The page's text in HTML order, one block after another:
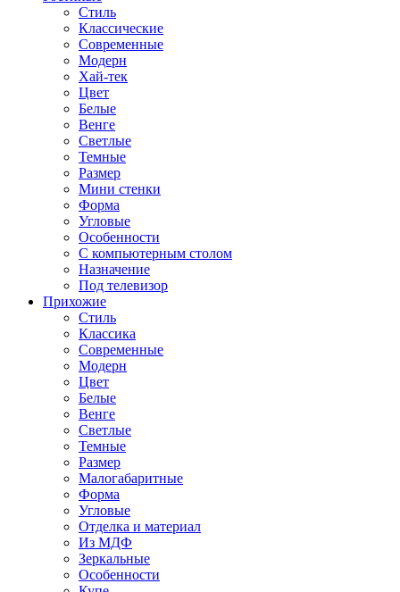
Стиль
Классические
Современные
Модерн
Хай-тек
Цвет
Белые
Венге
Светлые
Темные
Размер
Мини стенки
Форма
Угловые
Особенности
С компьютерным столом
Назначение
Под телевизор
Прихожие
Стиль
Классика
Современные
Модерн
Цвет
Белые
Венге
Светлые
Темные
Размер
Малогабаритные
Форма
Угловые
Отделка и материал
Из МДФ
Зеркальные
Особенности